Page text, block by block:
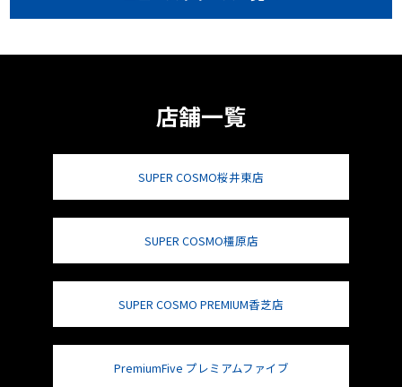
店舗一覧
SUPER COSMO桜井東店
SUPER COSMO橿原店
SUPER COSMO PREMIUM香芝店
PremiumFive プレミアムファイブ